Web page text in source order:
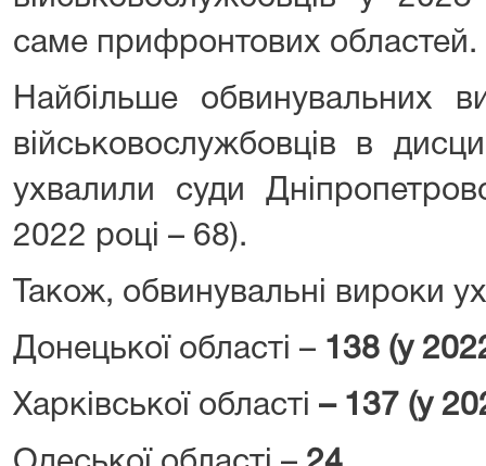
саме прифронтових областей.
Найбільше обвинувальних
військовослужбовців в
ухвалили суди
2022 році – 68).
Також, обвинувальні вироки
Донецької області – 138 (у
Харківської області – 137 (у